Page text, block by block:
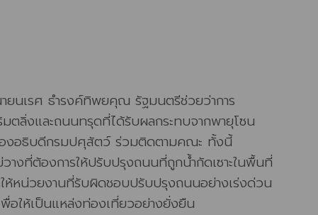
เรศ ธำรงค์ทิพยคุณ รัฐมนตรีช่วยว่าการ
ตลิ่งและถนนทรุดที่ได้รับผลกระทบจากพายุโซน
งอธิบดีกรมปศุสัตว์ ร่วมติดตามคณะ ทั้งนี้
งที่ต้องการให้ปรับปรุงถนนที่ถูกน้ำกัดเซาะในพื้นที่
ห้หน่วยงานที่รับผิดชอบปรับปรุงถนนอย่างเร่งด่วน
อให้เป็นแหล่งท่องเที่ยวอย่างยั่งยืน